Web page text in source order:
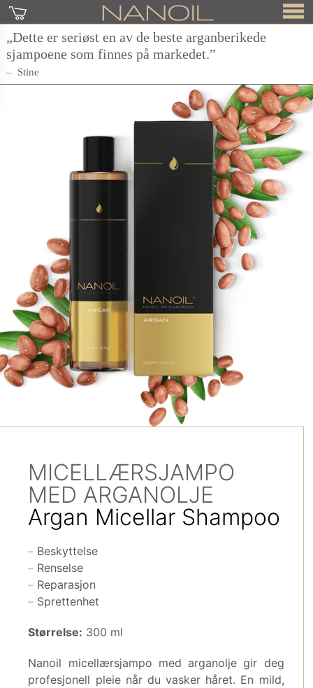
„Dette er seriøst en av de beste arganberikede
sjampoene som finnes på markedet.”
Stine
MICELLÆRSJAMPO
MED ARGANOLJE
Argan Micellar Shampoo
Beskyttelse
Renselse
Reparasjon
Sprettenhet
Størrelse: 300 ml
Nanoil micellærsjampo med arganolje gir deg
profesjonell pleie når du vasker håret. En mild,